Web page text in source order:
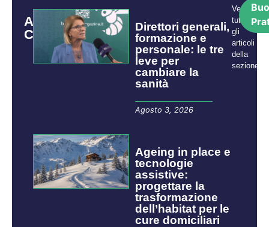
ARTICOLI
CORRELATI
Direttori generali,
formazione e
personale: le tre
leve per
cambiare la
sanità
Agosto 3, 2026
Ageing in place e
tecnologie
assistive:
progettare la
trasformazione
dell’habitat per le
cure domiciliari
Vedi
tutti
gli
articoli
della
sezione: